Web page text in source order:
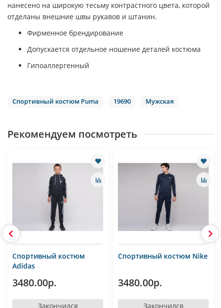
нанесено на широкую тесьму контрастного цвета, которой
отделаны внешние швы рукавов и штанин.
Фирменное брендирование
Допускается отдельное ношение деталей костюма
Гипоаллергенный
Спортивный костюм Puma 19690 Мужская
Рекомендуем посмотреть
Спортивный костюм
Adidas
3480.00р.
Закончился
Спортивный костюм Nike
3480.00р.
Закончился